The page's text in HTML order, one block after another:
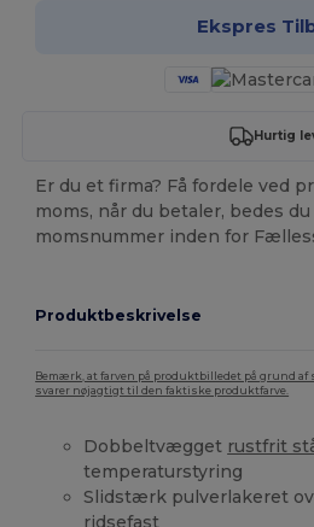
Ekspres
Hurtig
Er du et firma? Få fordele ved
moms, når du betaler, bedes
momsnummer inden for
Produktbeskrivelse
Bemærk, at farven på produktbilledet på grund
svarer nøjagtigt til den faktiske produktfarve.
Dobbeltvægget rustfrit
temperaturstyring
Slidstærk pulverlakeret
ridsefast